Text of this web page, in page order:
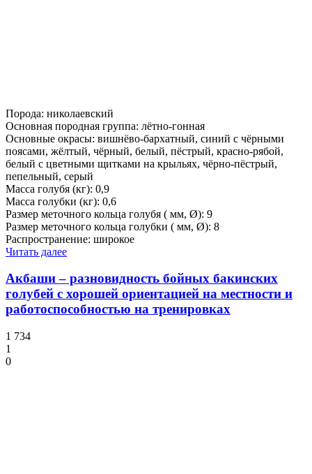
Порода: николаевский
Основная породная группа: лётно-гонная
Основные окрасы: вишнёво-бархатный, синий с чёрными
поясами, жёлтый, чёрный, белый, пёстрый, красно-рябой,
белый с цветными щитками на крыльях, чёрно-пёстрый,
пепельный, серый
Масса голубя (кг): 0,9
Масса голубки (кг): 0,6
Размер меточного кольца голубя ( мм, Ø): 9
Размер меточного кольца голубки ( мм, Ø): 8
Распространение: широкое
Читать далее
Акбаши – разновидность бойных бакинских
голубей с хорошей ориентацией на местности и
работоспособностью на тренировках
1 734
1
0